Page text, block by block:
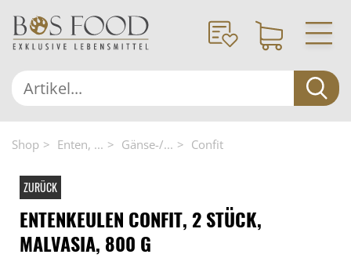
Shop Enten, ... Gänse-/... Confit
ZURÜCK
ENTENKEULEN CONFIT, 2 STÜCK,
MALVASIA, 800 G